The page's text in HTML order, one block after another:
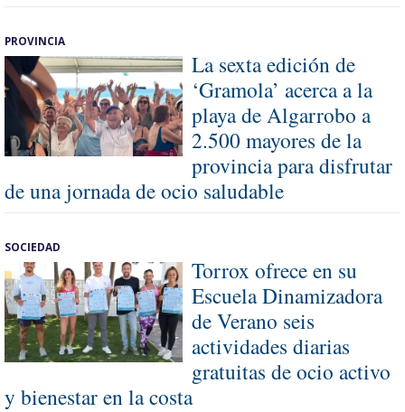
PROVINCIA
La sexta edición de
‘Gramola’ acerca a la
playa de Algarrobo a
2.500 mayores de la
provincia para disfrutar
de una jornada de ocio saludable
SOCIEDAD
Torrox ofrece en su
Escuela Dinamizadora
de Verano seis
actividades diarias
gratuitas de ocio activo
y bienestar en la costa